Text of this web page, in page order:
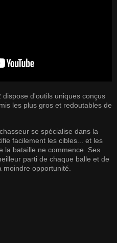
d'outils uniques conçus
les plus gros et redoutables de
se spécialise dans la
facilement les cibles... et les
la bataille ne commence. Ses
parti de chaque balle et de
opportunité.